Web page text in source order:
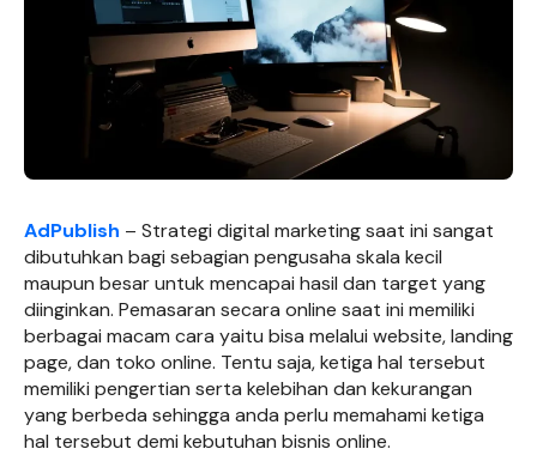
AdPublish – Strategi digital marketing saat ini sangat
dibutuhkan bagi sebagian pengusaha skala kecil
maupun besar untuk mencapai hasil dan target yang
diinginkan. Pemasaran secara online saat ini memiliki
berbagai macam cara yaitu bisa melalui website, landing
page, dan toko online. Tentu saja, ketiga hal tersebut
memiliki pengertian serta kelebihan dan kekurangan
yang berbeda sehingga anda perlu memahami ketiga
hal tersebut demi kebutuhan bisnis online.